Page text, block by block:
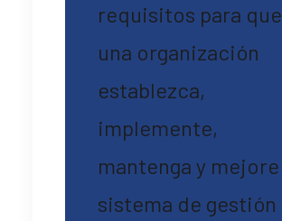
requisitos para que
una organización
establezca,
implemente,
mantenga y mejore
sistema de gestión